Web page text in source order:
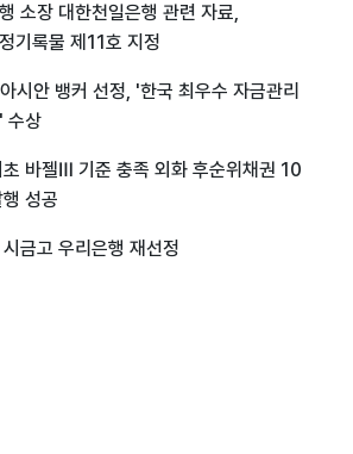
소장 대한천일은행 관련 자료,
기록물 제11호 지정
시안 뱅커 선정, '한국 최우수 자금관리
수상
초 바젤Ⅲ 기준 충족 외화 후순위채권 10
성공
금고 우리은행 재선정